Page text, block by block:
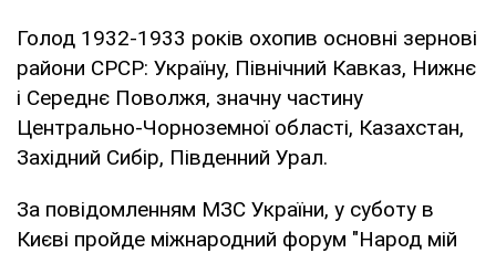
Голод 1932-1933 років охопив основні зернові
райони СРСР: Україну, Північний Кавказ, Нижнє
і Середнє Поволжя, значну частину
Центрально-Чорноземної області, Казахстан,
Західний Сибір, Південний Урал.
За повідомленням МЗС України, у суботу в
Києві пройде міжнародний форум "Народ мій